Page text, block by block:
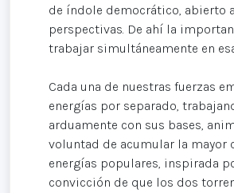
de índole democrático, abierto
perspectivas. De ahí la
trabajar simultáneamente en
Cada una de nuestras fuerzas
energías por separado,
arduamente con sus bases,
voluntad de acumular la mayor
energías populares, inspirada
convicción de que los dos